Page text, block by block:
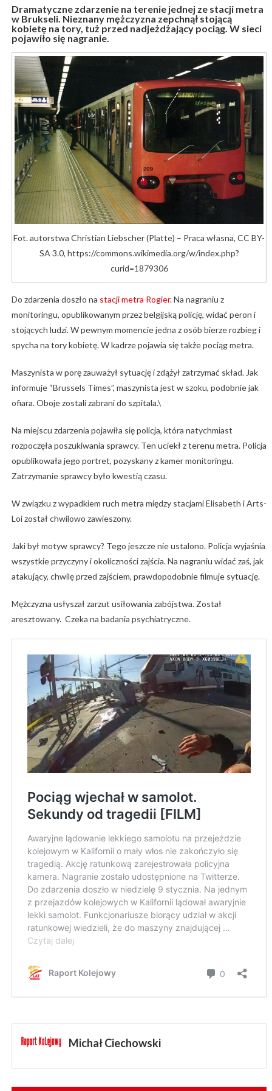
Dramatyczne zdarzenie na terenie jednej ze stacji metra
w Brukseli. Nieznany mężczyzna zepchnął stojącą
kobietę na tory, tuż przed nadjeżdżający pociąg. W sieci
pojawiło się nagranie.
Fot. autorstwa Christian Liebscher (Platte) – Praca własna, CC BY-
SA 3.0, https://commons.wikimedia.org/w/index.php?
curid=1879306
Do zdarzenia doszło na stacji metra Rogier. Na nagraniu z
monitoringu, opublikowanym przez belgijską policję, widać peron i
stojących ludzi. W pewnym momencie jedna z osób bierze rozbieg i
spycha na tory kobietę. W kadrze pojawia się także pociąg metra.
Maszynista w porę zauważył sytuację i zdążył zatrzymać skład. Jak
informuje “Brussels Times”, maszynista jest w szoku, podobnie jak
ofiara. Oboje zostali zabrani do szpitala.\
Na miejscu zdarzenia pojawiła się policja, która natychmiast
rozpoczęła poszukiwania sprawcy. Ten uciekł z terenu metra. Policja
opublikowała jego portret, pozyskany z kamer monitoringu.
Zatrzymanie sprawcy było kwestią czasu.
W związku z wypadkiem ruch metra między stacjami Elisabeth i Arts-
Loi został chwilowo zawieszony.
Jaki był motyw sprawcy? Tego jeszcze nie ustalono. Policja wyjaśnia
wszystkie przyczyny i okoliczności zajścia. Na nagraniu widać zaś, jak
atakujący, chwilę przed zajściem, prawdopodobnie filmuje sytuację.
Mężczyzna usłyszał zarzut usiłowania zabójstwa. Został
aresztowany. Czeka na badania psychiatryczne.
Michał Ciechowski